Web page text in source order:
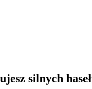
silnych haseł